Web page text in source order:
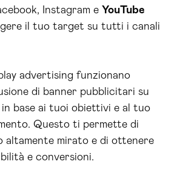
Instagram e YouTube
il tuo target su tutti i canali
advertising funzionano
di banner pubblicitari su
base ai tuoi obiettivi e al tuo
Questo ti permette di
altamente mirato e di ottenere
e conversioni.